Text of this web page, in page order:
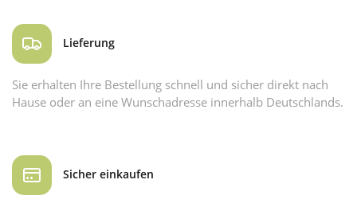
Lieferung
Sie erhalten Ihre Bestellung schnell und sicher direkt nach
Hause oder an eine Wunschadresse innerhalb Deutschlands.
Sicher einkaufen